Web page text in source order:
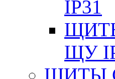
IP31
ЩУ
ЩИТЫ